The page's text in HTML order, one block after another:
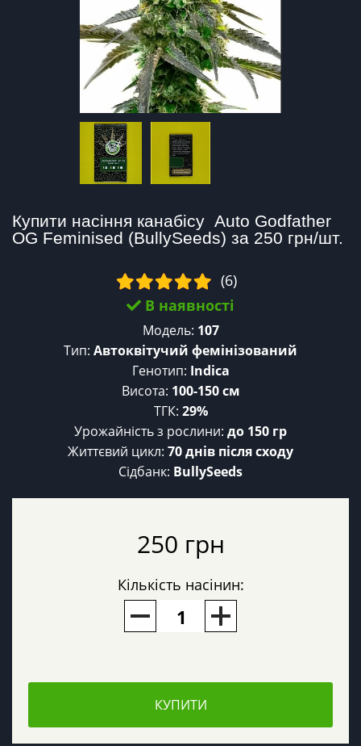
Купити насіння канабісу  Auto Godfather
OG Feminised (BullySeeds) за 250 грн/шт.
(6)
В наявності
Модель: 107
Тип: Автоквітучий фемінізований
Генотип: Indica
Висота: 100-150 см
ТГК: 29%
Урожайність з рослини: до 150 гр
Життєвий цикл: 70 днів після сходу
Сідбанк: BullySeeds
250 грн
Кількість насінин:
КУПИТИ